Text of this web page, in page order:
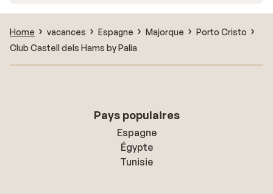
Home vacances Espagne Majorque
Porto Cristo
Club Castell dels Hams by Palia
Pays populaires
Espagne
Égypte
Tunisie